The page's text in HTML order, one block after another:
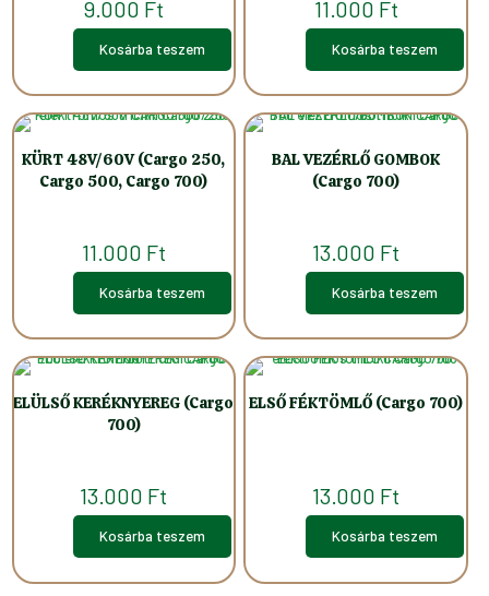
9.000 Ft
Kosárba teszem
11.000 Ft
Kosárba teszem
KÜRT 48V/60V (Cargo 250,
Cargo 500, Cargo 700)
11.000 Ft
Kosárba teszem
BAL VEZÉRLŐ GOMBOK
(Cargo 700)
13.000 Ft
Kosárba teszem
ELÜLSŐ KERÉKNYEREG (Cargo
700)
13.000 Ft
Kosárba teszem
ELSŐ FÉKTÖMLŐ (Cargo 700)
13.000 Ft
Kosárba teszem